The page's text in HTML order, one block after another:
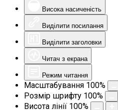
Висока насиченість
Виділити посилання
Виділити заголовки
Читач з екрана
Режим читання
Масштабування 100%
Розмір шрифту 100%
Висота лінії 100%